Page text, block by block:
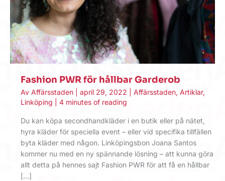
Fashion PWR för hållbar Garderob
Av Affärsstaden april 29, 2022 Affärsstaden, Artiklar,
Linköping
4 minutes of reading
Du kan köpa secondhandkläder i en butik eller på nätet,
hyra kläder för speciella event – eller vid specifika tillfällen
byta kläder med någon. Linköpingsbon Joana Santos
kommer nu med en ny spännande lösning – att kunna göra
allt detta på hennes sajt Fashion PWR för att få en hållbar
[…]